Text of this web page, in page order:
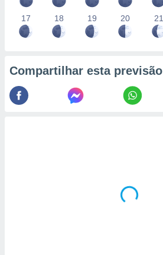
17 18 19 20 21
Compartilhar esta previsão